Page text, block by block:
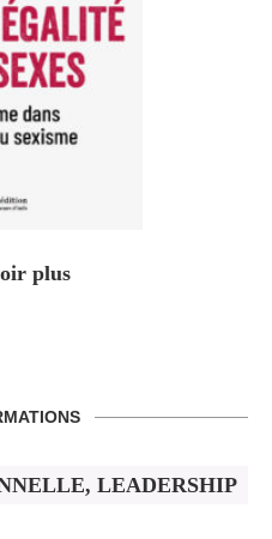
plus
LEADERSHIP